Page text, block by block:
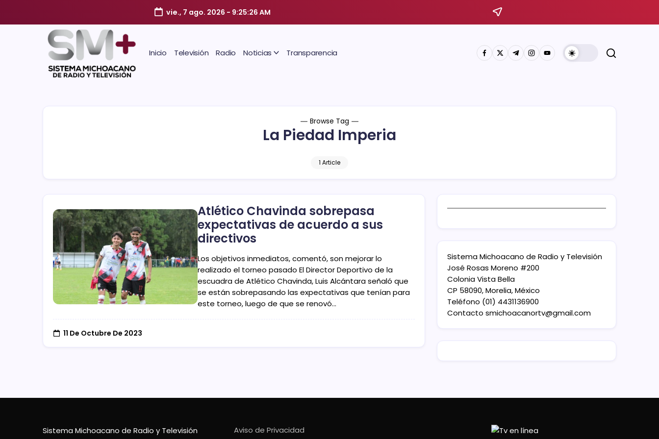
vie., 7 ago. 2026 - 9:25:27 AM
Inicio Televisión Radio Noticias Transparencia
Browse Tag
La Piedad Imperia
1 Article
Atlético Chavinda sobrepasa
expectativas de acuerdo a sus
directivos
Los objetivos inmediatos, comentó, son mejorar lo
realizado el torneo pasado El Director Deportivo de la
escuadra de Atlético Chavinda, Luis Alcántara señaló que
se están sobrepasando las expectativas que tenían para
este torneo, luego de que se renovó…
11 De Octubre De 2023
Sistema Michoacano de Radio y Televisión
José Rosas Moreno #200
Colonia Vista Bella
CP 58090, Morelia, México
Teléfono (01) 4431136900
Contacto smichoacanortv@gmail.com
Sistema Michoacano de Radio y Televisión
Aviso de Privacidad